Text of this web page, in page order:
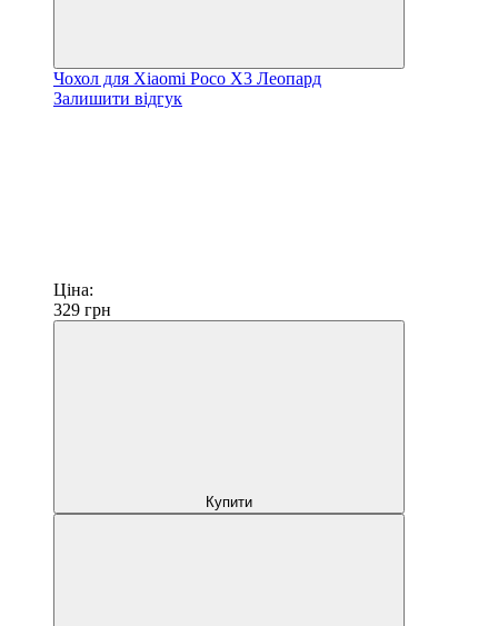
Чохол для Xiaomi Poco X3 Леопард
Залишити відгук
Ціна:
329 грн
Купити